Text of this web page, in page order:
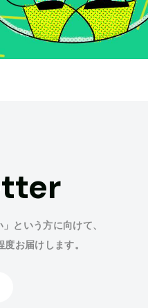
という方に向けて、
お届けします。